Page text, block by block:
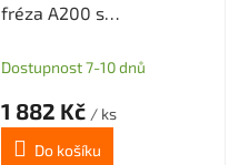
fréza A200 s
pro grafit průměr 5 R2,5
Dostupnost 7-10 dnů
1 882 Kč / ks
Do košíku